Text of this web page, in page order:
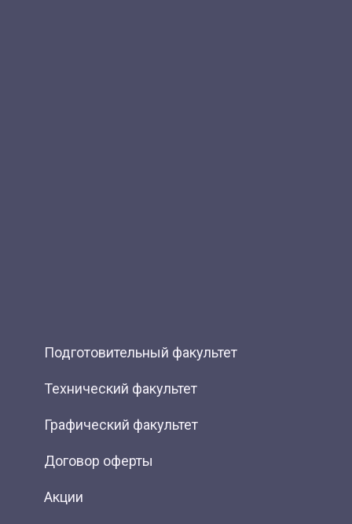
Подготовительный факультет
Технический факультет
Графический факультет
Договор оферты
Акции